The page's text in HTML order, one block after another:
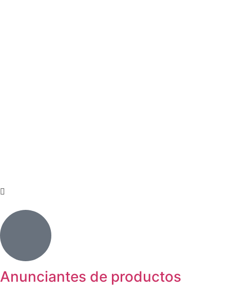
Anunciantes de productos